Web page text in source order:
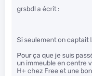
grsbdl a écrit :
Si seulement on captait
Pour ça que je suis
un immeuble en centre
H+ chez Free et une